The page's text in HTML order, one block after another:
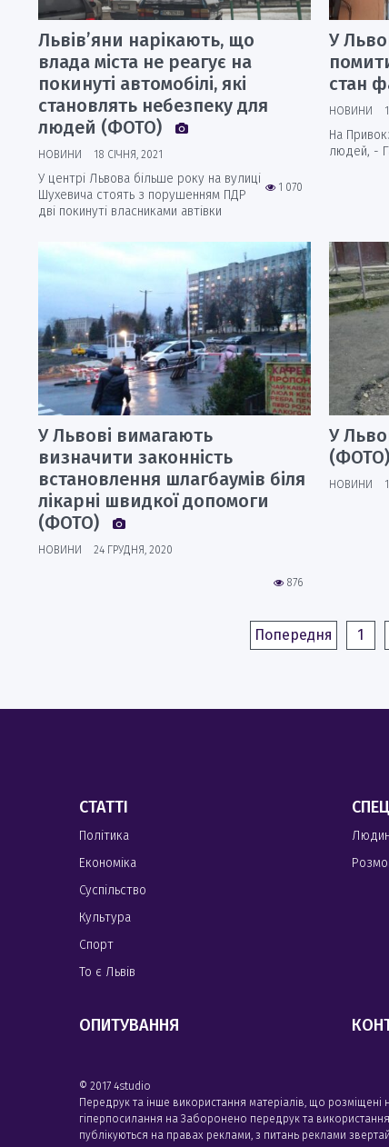
Львів’яни нарікають, що
влада міста не реагує на
покинуті автомобілі, які
становлять небезпеку для
людей (ФОТО)
НОВИНИ 18 СІЧНЯ, 2021
1 070
У центрі Львова більше року на вулиці
Шухевича стоять з порушенням ПДР
дві покинуті власниками автівки
У
стан
НОВИНИ
На
людей, -
У Львові вимагають
визначити законність
встановлення шлагбаумів біля
лікарні швидкої допомоги
(ФОТО)
НОВИНИ 24 ГРУДНЯ, 2020
876
У
(ФОТО)
НОВИНИ
Попередня 1
СТАТТІ
Політика
Економіка
Суспільство
Культура
Спорт
То є Львів
ОПИТУВАННЯ
© 2017 4studio
Передрук та інше використання матеріалів, що
гіперпосилання на Заборонено передрук та
публікуються на правах реклами, з питань реклами